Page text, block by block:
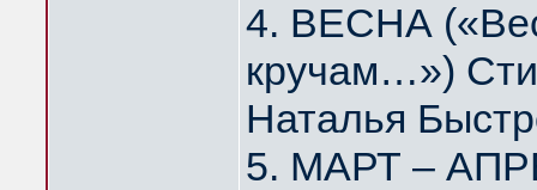
4. ВЕСНА
кручам…»)
Наталья
5. МАРТ –